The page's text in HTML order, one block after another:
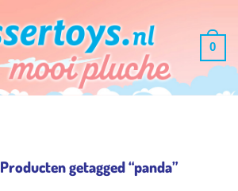
0
Producten getagged “panda”